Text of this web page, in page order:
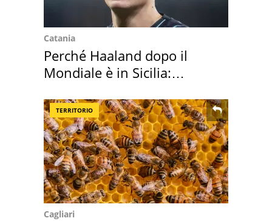
Catania
Perché Haaland dopo il
Mondiale è in Sicilia:
TERRITORIO
Cagliari